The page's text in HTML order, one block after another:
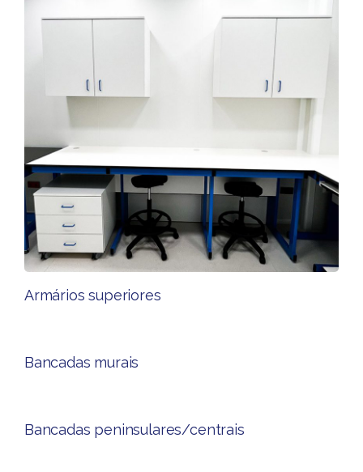
Armários superiores​
Bancadas murais
Bancadas peninsulares/centrais​